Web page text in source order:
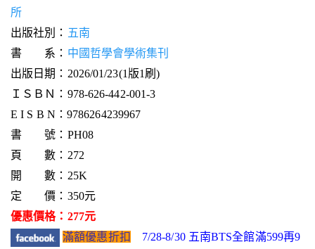
所
出版社別： 五南
書 系： 中國哲學會學術集刊
出版日期：2026/01/23(1版1刷)
ＩＳＢＮ：978-626-442-001-3
E I S B N：9786264239967
書 號：PH08
頁 數：272
開 數：25K
定 價：350元
優惠價格：277元
滿額優惠折扣
7/28-8/30 五南BTS全館滿599再9